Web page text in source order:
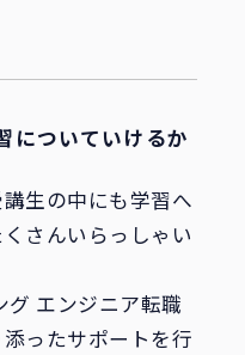
についていけるか
生の中にも学習へ
さんいらっしゃい
グ エンジニア転職
ったサポートを行